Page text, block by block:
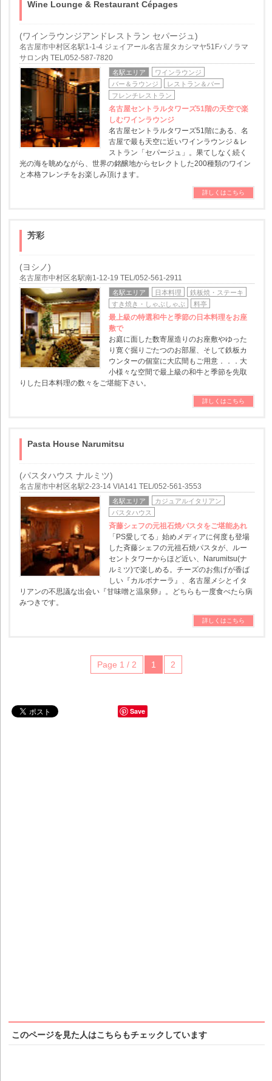
Wine Lounge & Restaurant Cépages
(ワインラウンジアンドレストラン セパージュ)
名古屋市中村区名駅1-1-4 ジェイアール名古屋タカシマヤ51Fパノラマ
サロン内 TEL/052-587-7820
名駅エリア
ワインラウンジ
バー＆ラウンジ
レストラン＆バー
フレンチレストラン
名古屋セントラルタワーズ51階の天空で楽
しむワインラウンジ
名古屋セントラルタワーズ51階にある、名
古屋で最も天空に近いワインラウンジ＆レ
ストラン「セパージュ」。果てしなく続く
光の海を眺めながら、世界の銘醸地からセレクトした200種類のワイン
と本格フレンチをお楽しみ頂けます。
詳しくはこちら
芳彩
(ヨシノ)
名古屋市中村区名駅南1-12-19 TEL/052-561-2911
名駅エリア 日本料理
鉄板焼・ステーキ
すき焼き・しゃぶしゃぶ
料亭
最上級の特選和牛と季節の日本料理をお座
敷で
お庭に面した数寄屋造りのお座敷やゆった
り寛ぐ掘りごたつのお部屋、そして鉄板カ
ウンターの個室に大広間もご用意．．．大
小様々な空間で最上級の和牛と季節を先取
りした日本料理の数々をご堪能下さい。
詳しくはこちら
Pasta House Narumitsu
(パスタハウス ナルミツ)
名古屋市中村区名駅2-23-14 VIA141 TEL/052-561-3553
名駅エリア
カジュアルイタリアン
パスタハウス
斉藤シェフの元祖石焼パスタをご堪能あれ
「PS愛してる」始めメディアに何度も登場
した斉藤シェフの元祖石焼パスタが、ルー
セントタワーからほど近い、Narumitsu(ナ
ルミツ)で楽しめる。チーズのお焦げが香ば
しい『カルボナーラ』、名古屋メシとイタ
リアンの不思議な出会い『甘味噌と温泉卵』。どちらも一度食べたら病
みつきです。
詳しくはこちら
Page 1 / 2 1 2
Save
このページを見た人はこちらもチェックしています